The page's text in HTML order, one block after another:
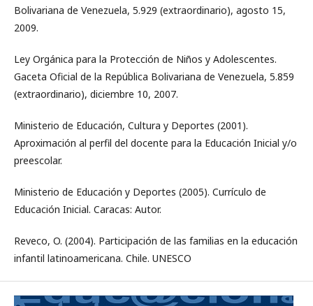
Bolivariana de Venezuela, 5.929 (extraordinario), agosto 15,
2009.
Ley Orgánica para la Protección de Niños y Adolescentes.
Gaceta Oficial de la República Bolivariana de Venezuela, 5.859
(extraordinario), diciembre 10, 2007.
Ministerio de Educación, Cultura y Deportes (2001).
Aproximación al perfil del docente para la Educación Inicial y/o
preescolar.
Ministerio de Educación y Deportes (2005). Currículo de
Educación Inicial. Caracas: Autor.
Reveco, O. (2004). Participación de las familias en la educación
infantil latinoamericana. Chile. UNESCO